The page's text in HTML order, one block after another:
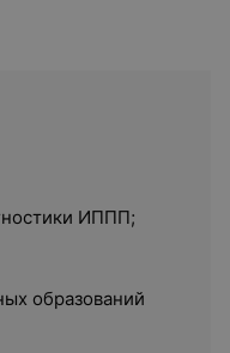
ИППП;
образований